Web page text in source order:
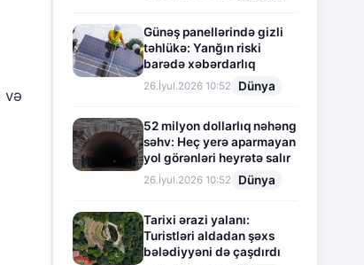
və
Günəş panellərində gizli
təhlükə: Yanğın riski
barədə xəbərdarlıq
26.İyul.2026 10:52 Dünya
52 milyon dollarlıq nəhəng
səhv: Heç yerə aparmayan
yol görənləri heyrətə salır
26.İyul.2026 10:52 Dünya
Tarixi ərazi yalanı:
Turistləri aldadan şəxs
bələdiyyəni də çaşdırdı